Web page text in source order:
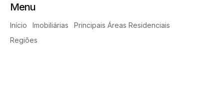
Menu
Início Imobiliárias
Principais Áreas Residenciais
Regiões